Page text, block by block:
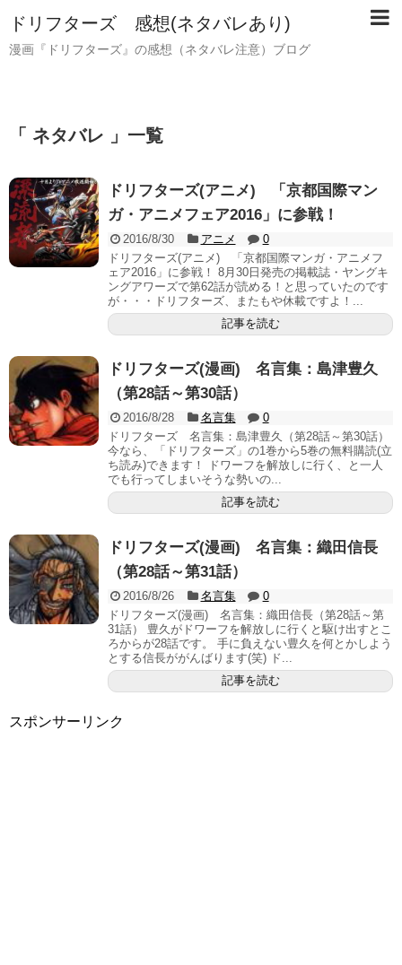
ドリフターズ 感想(ネタバレあり)
漫画『ドリフターズ』の感想（ネタバレ注意）ブログ
「 ネタバレ 」一覧
ドリフターズ(アニメ) 「京都国際マン
ガ・アニメフェア2016」に参戦！
2016/8/30 アニメ
0
ドリフターズ(アニメ) 「京都国際マンガ・アニメフ
ェア2016」に参戦！ 8月30日発売の掲載誌・ヤングキ
ングアワーズで第62話が読める！と思っていたのです
が・・・ドリフターズ、またもや休載ですよ！...
記事を読む
ドリフターズ(漫画) 名言集：島津豊久
（第28話～第30話）
2016/8/28 名言集
0
ドリフターズ 名言集：島津豊久（第28話～第30話）
今なら、「ドリフターズ」の1巻から5巻の無料購読(立
ち読み)できます！ ドワーフを解放しに行く、と一人
でも行ってしまいそうな勢いの...
記事を読む
ドリフターズ(漫画) 名言集：織田信長
（第28話～第31話）
2016/8/26 名言集
0
ドリフターズ(漫画) 名言集：織田信長（第28話～第
31話） 豊久がドワーフを解放しに行くと駆け出すとこ
ろからが28話です。 手に負えない豊久を何とかしよう
とする信長ががんばります(笑) ド...
記事を読む
スポンサーリンク